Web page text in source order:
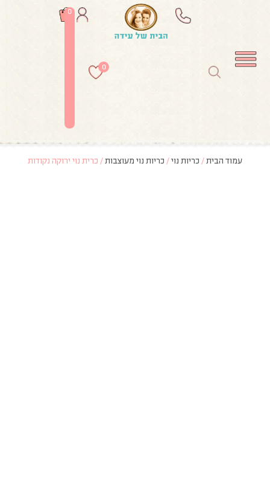
0
0
עמוד הבית/ כריות נוי/ כריות נוי מעוצבות/ כרית נוי ירוקה נקודות